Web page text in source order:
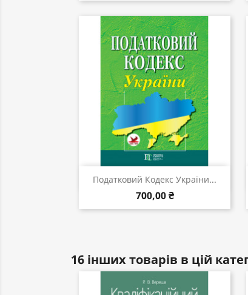
Податковий Кодекс України...
700,00 ₴
Швидкий перегляд
16 інших товарів в цій